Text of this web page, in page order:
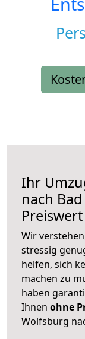
Ihr
nach
Preiswert
Wir
stressig
helfen, sich
machen zu
haben
Ihnen ohne
Wolfsburg